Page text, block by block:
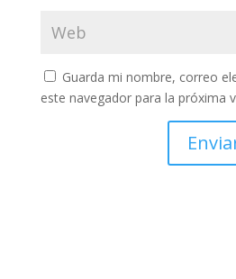
Guarda mi nombre, correo
este navegador para la próxima